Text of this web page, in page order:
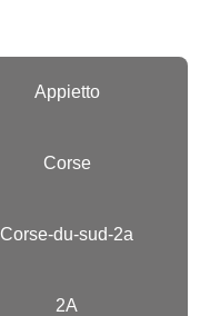
Appietto
Corse
Corse-du-sud-2a
2A